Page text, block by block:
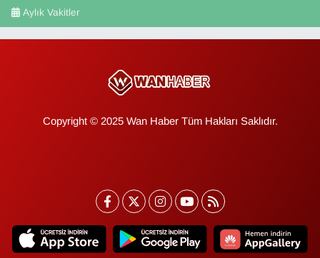
Aylık Vakitler
Copyright © 2025 Wan Haber Tüm Hakları Saklıdır.